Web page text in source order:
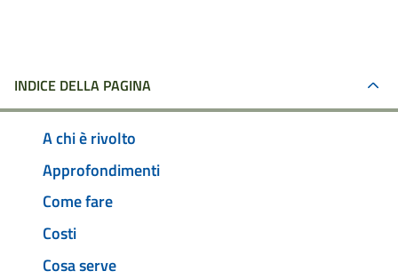
INDICE DELLA PAGINA
A chi è rivolto
Approfondimenti
Come fare
Costi
Cosa serve